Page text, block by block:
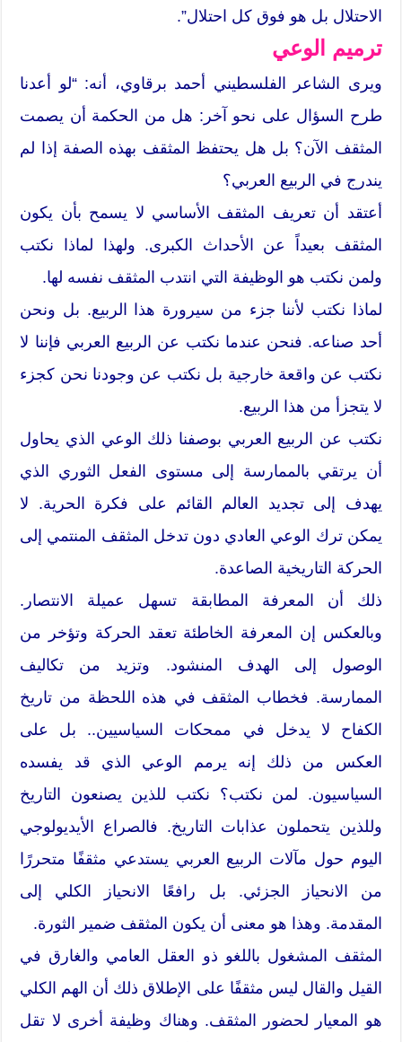
الاحتلال بل هو فوق كل احتلال”.
ترميم الوعي
ويرى الشاعر الفلسطيني أحمد برقاوي، أنه: “لو أعدنا
طرح السؤال على نحو آخر: هل من الحكمة أن يصمت
المثقف الآن؟ بل هل يحتفظ المثقف بهذه الصفة إذا لم
يندرج في الربيع العربي؟
أعتقد أن تعريف المثقف الأساسي لا يسمح بأن يكون
المثقف بعيداً عن الأحداث الكبرى. ولهذا لماذا نكتب
ولمن نكتب هو الوظيفة التي انتدب المثقف نفسه لها.
لماذا نكتب لأننا جزء من سيرورة هذا الربيع. بل ونحن
أحد صناعه. فنحن عندما نكتب عن الربيع العربي فإننا لا
نكتب عن واقعة خارجية بل نكتب عن وجودنا نحن كجزء
لا يتجزأ من هذا الربيع.
نكتب عن الربيع العربي بوصفنا ذلك الوعي الذي يحاول
أن يرتقي بالممارسة إلى مستوى الفعل الثوري الذي
يهدف إلى تجديد العالم القائم على فكرة الحرية. لا
يمكن ترك الوعي العادي دون تدخل المثقف المنتمي إلى
الحركة التاريخية الصاعدة.
ذلك أن المعرفة المطابقة تسهل عميلة الانتصار.
وبالعكس إن المعرفة الخاطئة تعقد الحركة وتؤخر من
الوصول إلى الهدف المنشود. وتزيد من تكاليف
الممارسة. فخطاب المثقف في هذه اللحظة من تاريخ
الكفاح لا يدخل في ممحكات السياسيين.. بل على
العكس من ذلك إنه يرمم الوعي الذي قد يفسده
السياسيون. لمن نكتب؟ نكتب للذين يصنعون التاريخ
وللذين يتحملون عذابات التاريخ. فالصراع الأيديولوجي
اليوم حول مآلات الربيع العربي يستدعي مثقفًا متحررًا
من الانحياز الجزئي. بل رافعًا الانحياز الكلي إلى
المقدمة. وهذا هو معنى أن يكون المثقف ضمير الثورة.
المثقف المشغول باللغو ذو العقل العامي والغارق في
القيل والقال ليس مثقفًا على الإطلاق ذلك أن الهم الكلي
هو المعيار لحضور المثقف. وهناك وظيفة أخرى لا تقل